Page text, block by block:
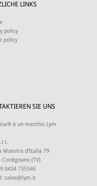
LINKS
policy
policy
SIE UNS
è un marchio Lym
Maestra d’Italia 79
Cordignano (TV)
0434 735346
sales@lym.it